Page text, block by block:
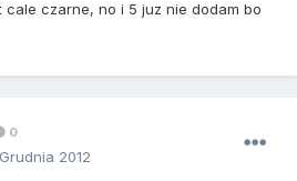
cale czarne, no i 5 juz nie dodam bo
0
2012